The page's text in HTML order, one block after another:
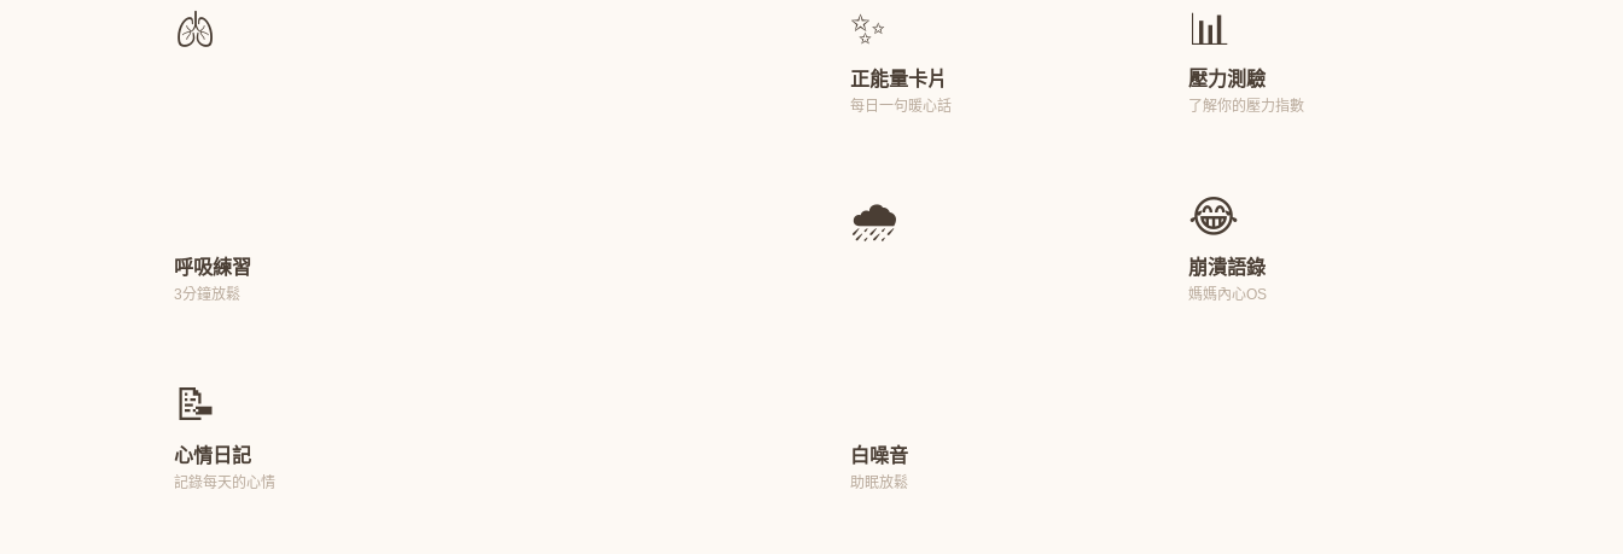
🫁
呼吸練習
3分鐘放鬆
✨
正能量卡片
每日一句暖心話
📊
壓力測驗
了解你的壓力指數
🌧️
白噪音
助眠放鬆
😂
崩潰語錄
媽媽內心OS
📝
心情日記
記錄每天的心情